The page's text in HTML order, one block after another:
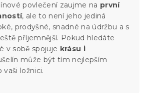
povlečení zaujme na první
, ale to není jeho jediná
prodyšné, snadné na údržbu a s
příjemnější. Pokud hledáte
v sobě spojuje krásu i
může být tím nejlepším
ložnici.